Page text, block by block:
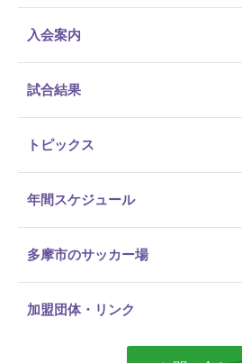
入会案内
試合結果
トピックス
年間スケジュール
多摩市のサッカー場
加盟団体・リンク